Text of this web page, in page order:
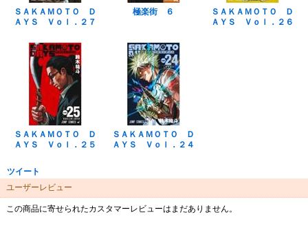
ＳＡＫＡＭＯＴＯ Ｄ
ＡＹＳ Ｖｏｌ．２７
極楽街 ６
ＳＡＫＡＭＯＴＯ Ｄ
ＡＹＳ Ｖｏｌ．２６
ＳＡＫＡＭＯＴＯ Ｄ
ＡＹＳ Ｖｏｌ．２５
ＳＡＫＡＭＯＴＯ Ｄ
ＡＹＳ Ｖｏｌ．２４
ツイート
ユーザーレビュー
この商品に寄せられたカスタマーレビューはまだありません。